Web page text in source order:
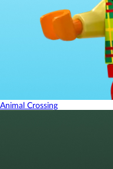
Animal Crossing